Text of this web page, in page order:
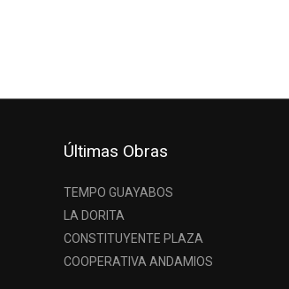
Últimas Obras
TEMPO GUAYABOS
LA DORITA
CONSTITUYENTE PLAZA
COOPERATIVA ANDAMIOS